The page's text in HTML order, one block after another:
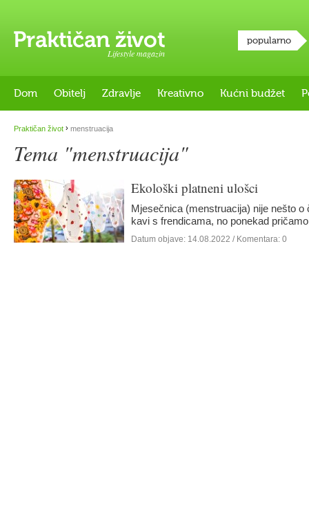
Lifestyle magazin
popularno
Dom Obitelj Zdravlje Kreativno Kućni budžet
Praktičan život › menstruacija
Tema "menstruacija"
Ekološki platneni ulošci
Mjesečnica (menstruacija) nije nešto
kavi s frendicama, no ponekad
Datum objave: 14.08.2022 / Komentara: 0